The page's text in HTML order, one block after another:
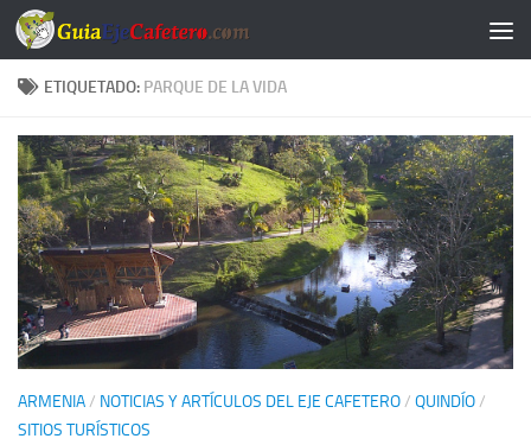
Saltar al contenido
ETIQUETADO: PARQUE DE LA VIDA
ARMENIA/ NOTICIAS Y ARTÍCULOS DEL EJE CAFETERO/ QUINDÍO/
SITIOS TURÍSTICOS